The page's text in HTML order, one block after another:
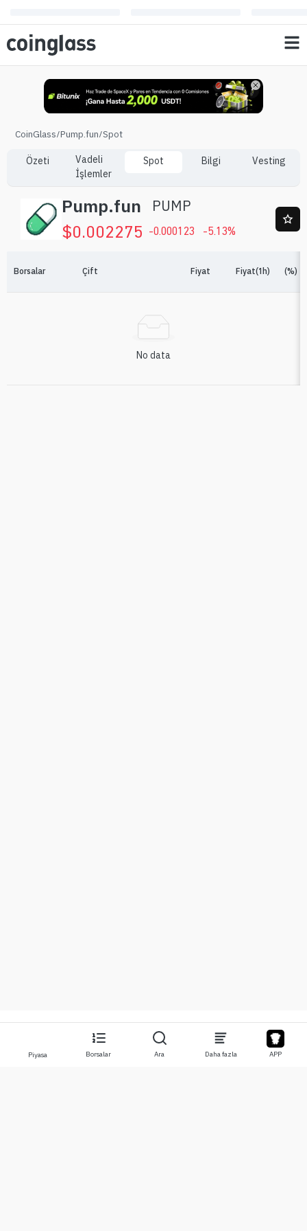
CoinGlass/Pump.fun/Spot
Özeti
Vadeli
İşlemler
Spot Bilgi Vesting
Pump.fun PUMP
$0.002275 -0.000123 -5.13%
Borsalar Çift Fiyat Fiyat(1h) (%)
No data
Piyasa Borsalar Ara Daha fazla APP